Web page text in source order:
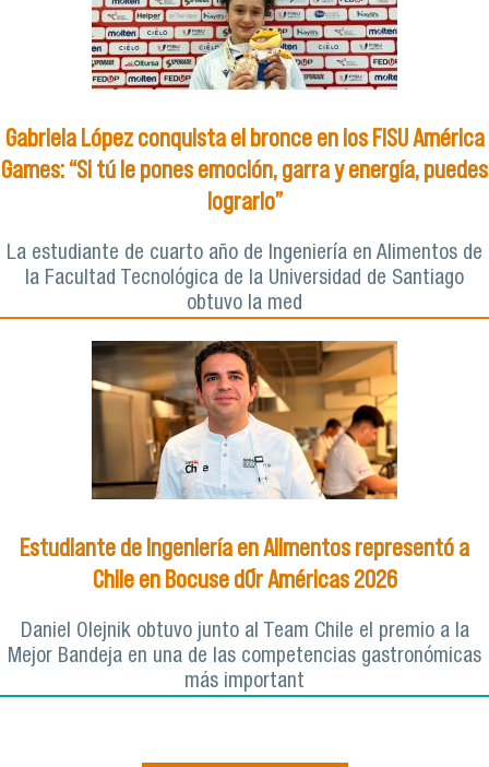
Gabriela López conquista el bronce en los FISU América
Games: “Si tú le pones emoción, garra y energía, puedes
lograrlo”
La estudiante de cuarto año de Ingeniería en Alimentos de
la Facultad Tecnológica de la Universidad de Santiago
obtuvo la med
Estudiante de Ingeniería en Alimentos representó a
Chile en Bocuse d´Or Américas 2026
Daniel Olejnik obtuvo junto al Team Chile el premio a la
Mejor Bandeja en una de las competencias gastronómicas
más important